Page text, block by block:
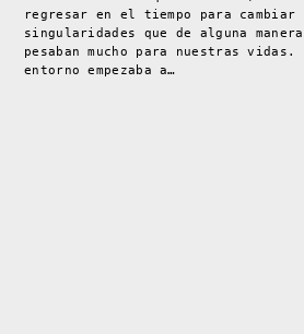
regresar en el tiempo para cambiar
singularidades que de alguna manera
pesaban mucho para nuestras vidas.
entorno empezaba a…